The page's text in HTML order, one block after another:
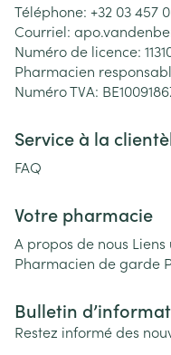
Téléphone: +32 03 457
Courriel:
Numéro de licence:
Pharmacien
Numéro TVA:
Service à la
FAQ
Votre pharmacie
A propos de nous Liens
Pharmacien de garde
Bulletin
Restez informé des